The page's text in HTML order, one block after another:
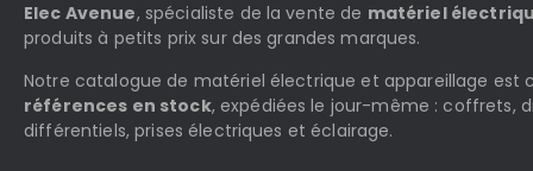
Elec Avenue, spécialiste de la vente de matériel
produits à petits prix sur des grandes marques.
Notre catalogue de matériel électrique et appareillage est
références en stock, expédiées le jour-même : coffrets,
différentiels, prises électriques et éclairage.